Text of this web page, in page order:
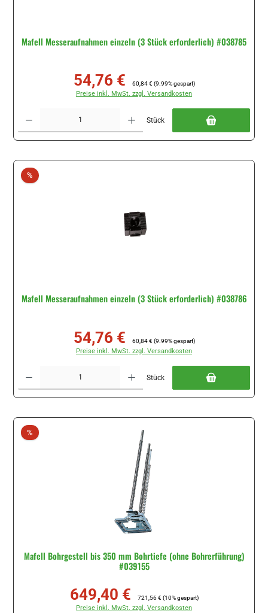
Mafell Messeraufnahmen einzeln (3 Stück erforderlich) #038785
Verkaufspreis:
54,76 € 60,84 € (9.99% gespart)
Preise inkl. MwSt. zzgl. Versandkosten
Stück
%Rabatt
Mafell Messeraufnahmen einzeln (3 Stück erforderlich) #038786
Verkaufspreis:
54,76 € 60,84 € (9.99% gespart)
Preise inkl. MwSt. zzgl. Versandkosten
Stück
%Rabatt
Mafell Bohrgestell bis 350 mm Bohrtiefe (ohne Bohrerführung)
#039155
Verkaufspreis:
649,40 € 721,56 € (10% gespart)
Preise inkl. MwSt. zzgl. Versandkosten